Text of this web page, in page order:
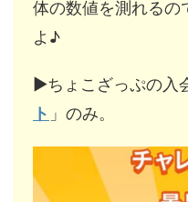
体の数値を測れるの
よ♪
▶︎ちょこざっぷの入
ト 」のみ。